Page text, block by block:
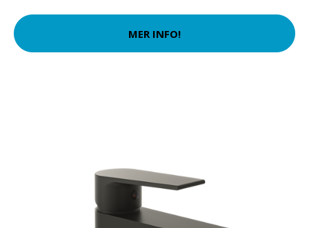
MER INFO!